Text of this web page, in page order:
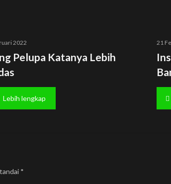
2022
Pelupa Katanya Lebih
Lebih lengkap
21
*